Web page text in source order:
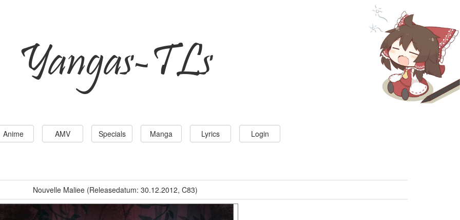
Yangas-TLs
Anime AMV Specials Manga Lyrics Login
Nouvelle Maliee (Releasedatum: 30.12.2012, C83)